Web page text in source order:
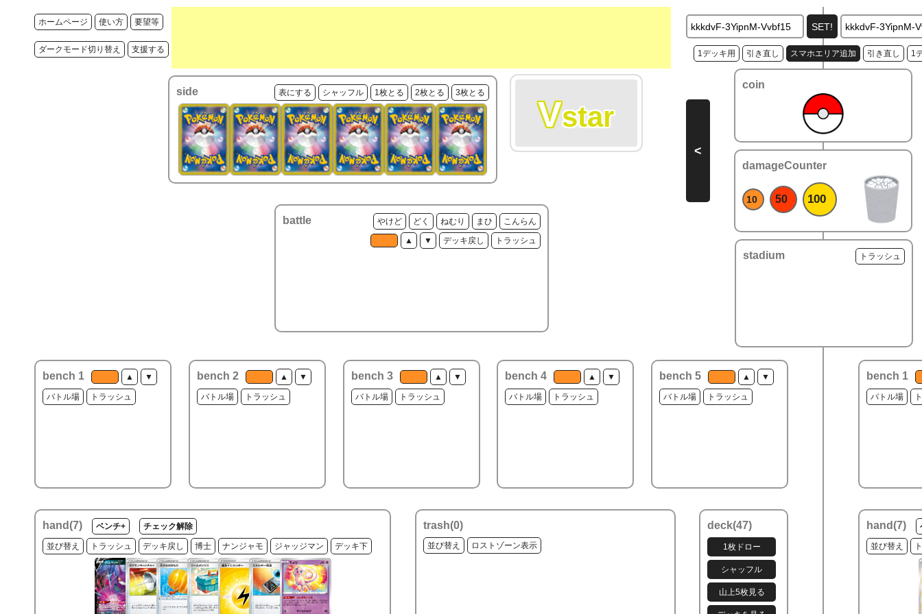
ホームページ 使い方 要望等
ダークモード切り替え 支援する
side 表にする シャッフル 1枚とる 2枚とる 3枚とる
Vstar
battle やけど どく ねむり まひ
こんらん
▲
▼ デッキ戻し トラッシュ
bench 1 ▲ ▼
バトル場 トラッシュ
bench 2 ▲ ▼
バトル場 トラッシュ
bench 3 ▲ ▼
バトル場 トラッシュ
bench 4 ▲ ▼
バトル場 トラッシュ
bench 5 ▲ ▼
バトル場 トラッシュ
hand(7) ベンチ+ チェック解除
並び替え トラッシュ デッキ戻し 博士 ナンジャモ ジャッジマン デッキ下
trash(0)
並び替え ロストゾーン表示
deck(47)
stadium トラッシュ
bench 1
バトル場
hand(7)
並び替え
1デッキ用 引き直し スマホエリア追加 引き直し 1
coin
damageCounter
10 50 100
<